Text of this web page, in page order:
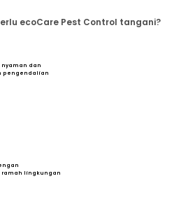
dan
pengendalian
lingkungan
ecoCare Pest Control tangani?